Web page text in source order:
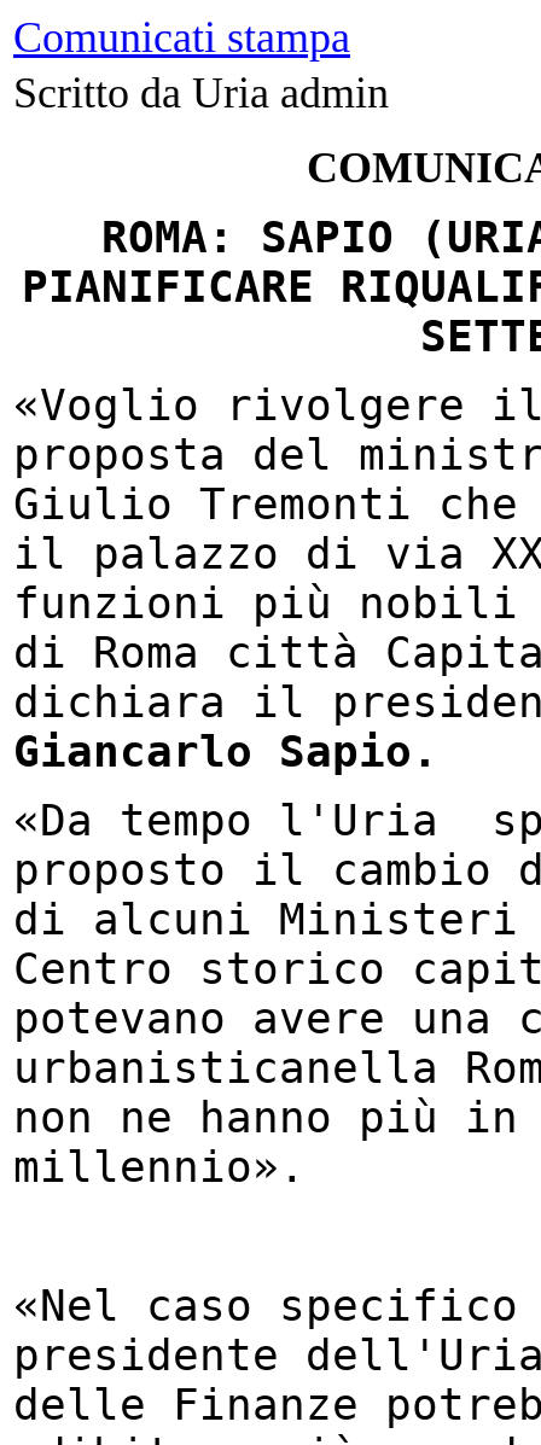
Comunicati stampa
Scritto da Uria admin
ROMA: SAPIO
PIANIFICARE
«Voglio rivolgere
proposta del
Giulio Tremonti
il palazzo di via XX
funzioni più nobili
di Roma città
dichiara il
Giancarlo Sapio.
«Da tempo l'Uria
proposto il cambio
di alcuni
Centro storico
potevano avere una
urbanisticanella
non ne hanno più
millennio».
«Nel caso
presidente
delle Finanze